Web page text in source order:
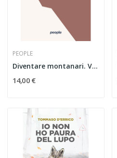
PEOPLE
Diventare montanari. Viaggio tra i nuovi...
14,00 €